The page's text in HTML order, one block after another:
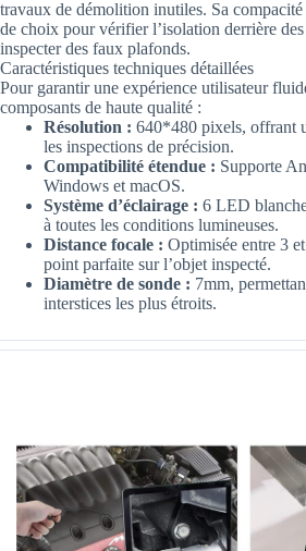
travaux de démolition inutiles. Sa
de choix pour vérifier l’isolation derrière
inspecter des faux plafonds.
Caractéristiques techniques détaillées
Pour garantir une expérience utilisateur
composants de haute qualité :
Résolution : 640*480 pixels, offrant
les inspections de précision.
Compatibilité étendue : Supporte
Windows et macOS.
Système d’éclairage : 6 LED
à toutes les conditions lumineuses.
Distance focale : Optimisée entre 3
point parfaite sur l’objet inspecté.
Diamètre de sonde : 7mm,
interstices les plus étroits.